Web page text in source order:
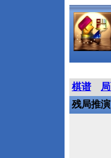
棋谱
残局推演